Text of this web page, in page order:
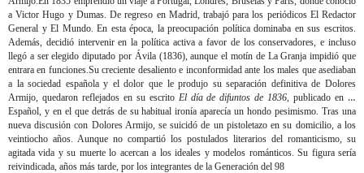
a Victor Hugo y Dumas. De regreso en Madrid, trabajó para los periódicos El Redactor
General y El Mundo. En esta época, la preocupación política dominaba en sus escritos.
Además, decidió intervenir en la política activa a favor de los conservadores, e incluso
llegó a ser elegido diputado por Ávila (1836), aunque el motín de La Granja impidió que
entrara en funciones.Su creciente desaliento e inconformidad ante los males que asediaban
a la sociedad española y el dolor que le produjo su separación definitiva de Dolores
Armijo, quedaron reflejados en su escrito El día de difuntos de 1836, publicado en El
Español, y en el que detrás de su habitual ironía aparecía un hondo pesimismo. Tras una
nueva discusión con Dolores Armijo, se suicidó de un pistoletazo en su domicilio, a los
veintiocho años. Aunque no compartió los postulados literarios del romanticismo, su
agitada vida y su muerte lo acercan a los ideales y modelos románticos. Su figura sería
reivindicada, años más tarde, por los integrantes de la Generación del 98